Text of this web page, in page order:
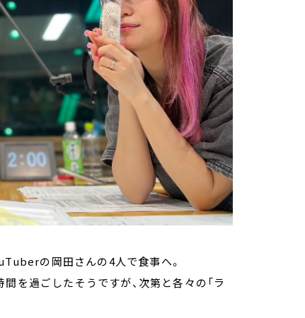
の岡田さんの4人で食事へ。
を過ごしたそうですが、次第と各々の「ラ